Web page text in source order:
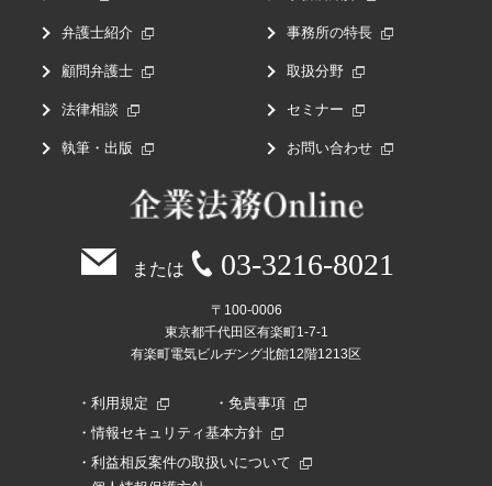
弁護士紹介 事務所の特長
顧問弁護士 取扱分野
法律相談 セミナー
執筆・出版 お問い合わせ
または 03-3216-8021
〒100-0006
東京都千代田区有楽町1-7-1
有楽町電気ビルヂング北館12階1213区
利用規定
免責事項
情報セキュリティ基本方針
利益相反案件の取扱いについて